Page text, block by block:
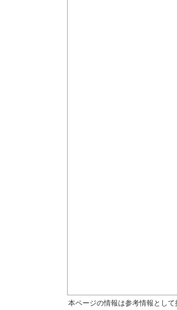
本ページの情報は参考情報として